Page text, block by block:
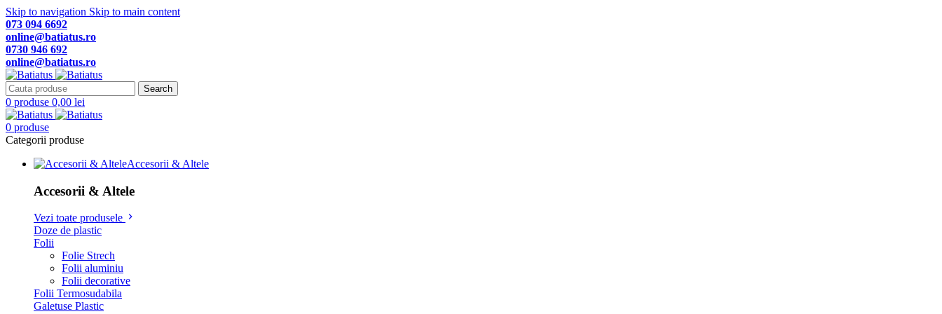
Skip to navigation Skip to main content
073 094 6692
online@batiatus.ro
0730 946 692
online@batiatus.ro
Search
0 produse 0,00 lei
0 produse
Categorii produse
Accesorii & Altele
Accesorii & Altele
Vezi toate produsele
Doze de plastic
Folii
Folie Strech
Folii aluminiu
Folii decorative
Folii Termosudabila
Galetuse Plastic